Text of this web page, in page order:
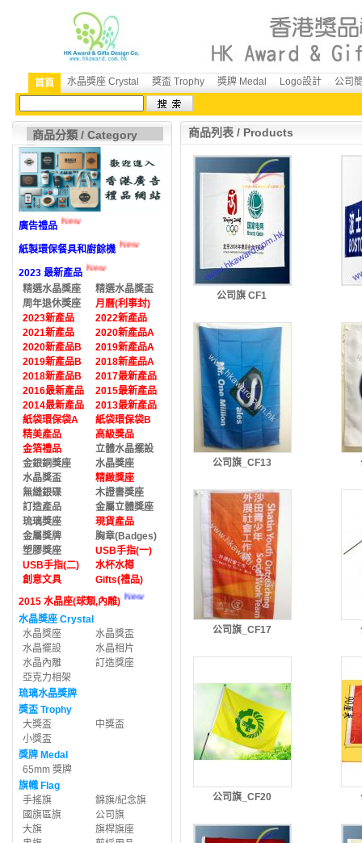
首頁 水晶獎座 Crystal 獎盃 Trophy 獎牌 Medal Logo設計 公司
商品分類 / Category
廣告禮品 New
紙製環保餐具和廚餘機 New
2023 最新產品 New
精選水晶獎座
精選水晶獎盃
周年退休獎座
月曆(利事封)
2023新產品
2022新產品
2021新產品
2020新產品A
2020新產品B
2019新產品A
2019新產品B
2018新產品A
2018新產品B
2017最新產品
2016最新產品
2015最新產品
2014最新產品
2013最新產品
紙袋環保袋A
紙袋環保袋B
精美產品
高級獎品
金箔禮品
立體水晶擺設
金銀銅獎座
水晶獎座
水晶獎盃
精緻獎座
無縫銀碟
木證書獎座
訂造產品
金屬立體獎座
琉璃獎座
現貨產品
金屬獎牌
胸章(Badges)
塑膠獎座
USB手指(一)
USB手指(二)
水杯水樽
創意文具
Gifts(禮品)
2015 水晶座(球類,內雕) New
水晶獎座 Crystal
水晶獎座
水晶獎盃
水晶擺設
水晶相片
水晶內雕
訂造獎座
亞克力相架
琉璃水晶獎牌
獎盃 Trophy
大獎盃
中獎盃
小獎盃
獎牌 Medal
65mm 獎牌
旗幟 Flag
手搖旗
錦旗/紀念旗
國旗區旗
公司旗
大旗
旗桿旗座
商品列表 / Products
公司旗 CF1
公司旗_CF13
公司旗_CF17
公司旗_CF20